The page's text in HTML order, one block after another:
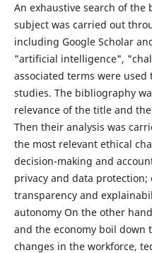
An exhaustive search of
subject was carried out
including Google Scholar
"artificial intelligence",
associated terms were
studies. The bibliography
relevance of the title and
Then their analysis was
the most relevant ethical
decision-making and
privacy and data
transparency and
autonomy On the other
and the economy boil down
changes in the workforce,